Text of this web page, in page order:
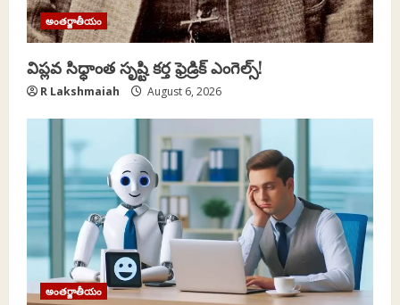
అంతర్జాతీయం
విప్లవ సిధ్ధాంత సృష్టి కర్త ఫ్రెడ్రిక్ ఎంగెల్స్!
R Lakshmaiah August 6, 2026
అంతర్జాతీయం